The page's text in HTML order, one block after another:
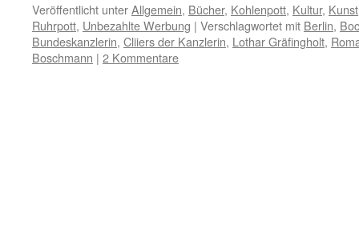
Veröffentlicht unterAllgemein, Bücher, Kohlenpott, Kultur, Kunst
Ruhrpott, Unbezahlte Werbung | Verschlagwortet mit Berlin,
Bundeskanzlerin, Cliiers der Kanzlerin, Lothar Gräfingholt,
Boschmann | 2 Kommentare